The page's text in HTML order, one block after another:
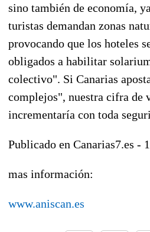
sino también de economía,
turistas demandan zonas
provocando que los hoteles
obligados a habilitar
colectivo". Si Canarias
complejos", nuestra cifra de
incrementaría con toda
Publicado en Canarias7.es -
mas información:
www.aniscan.es